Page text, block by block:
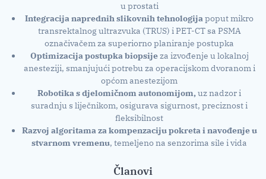
u prostati
Integracija naprednih slikovnih tehnologijapoput mikro
transrektalnog ultrazvuka (TRUS) i PET-CT sa PSMA
označivačem za superiorno planiranje postupka
Optimizacija postupka biopsijeza izvođenje u lokalnoj
anesteziji, smanjujući potrebu za operacijskom dvoranom i
općom anestezijom
Robotika s djelomičnom autonomijom,uz nadzor i
suradnju s liječnikom, osigurava sigurnost, preciznost i
fleksibilnost
Razvoj algoritama za kompenzaciju pokreta i navođenje u
stvarnom vremenu, temeljeno na senzorima sile i vida
Članovi